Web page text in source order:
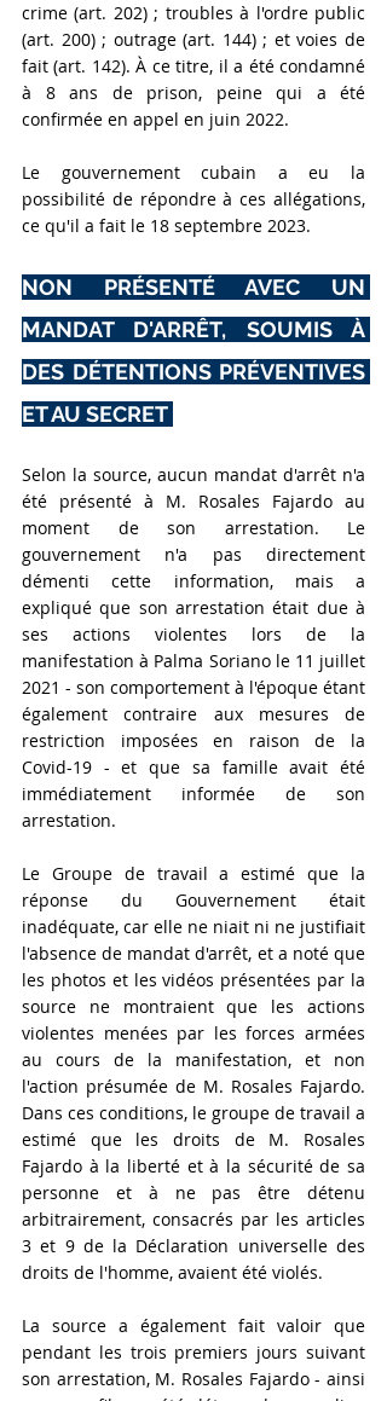
crime (art. 202) ; troubles à l'ordre public
(art. 200) ; outrage (art. 144) ; et voies de
fait (art. 142). À ce titre, il a été condamné
à 8 ans de prison, peine qui a été
confirmée en appel en juin 2022.
Le gouvernement cubain a eu la
possibilité de répondre à ces allégations,
ce qu'il a fait le 18 septembre 2023.
NON PRÉSENTÉ AVEC UN
MANDAT D'ARRÊT, SOUMIS À
DES DÉTENTIONS PRÉVENTIVES
ET AU SECRET
Selon la source, aucun mandat d'arrêt n'a
été présenté à M. Rosales Fajardo au
moment de son arrestation. Le
gouvernement n'a pas directement
démenti cette information, mais a
expliqué que son arrestation était due à
ses actions violentes lors de la
manifestation à Palma Soriano le 11 juillet
2021 - son comportement à l'époque étant
également contraire aux mesures de
restriction imposées en raison de la
Covid-19 - et que sa famille avait été
immédiatement informée de son
arrestation.
Le Groupe de travail a estimé que la
réponse du Gouvernement était
inadéquate, car elle ne niait ni ne justifiait
l'absence de mandat d'arrêt, et a noté que
les photos et les vidéos présentées par la
source ne montraient que les actions
violentes menées par les forces armées
au cours de la manifestation, et non
l'action présumée de M. Rosales Fajardo.
Dans ces conditions, le groupe de travail a
estimé que les droits de M. Rosales
Fajardo à la liberté et à la sécurité de sa
personne et à ne pas être détenu
arbitrairement, consacrés par les articles
3 et 9 de la Déclaration universelle des
droits de l'homme, avaient été violés.
La source a également fait valoir que
pendant les trois premiers jours suivant
son arrestation, M. Rosales Fajardo - ainsi